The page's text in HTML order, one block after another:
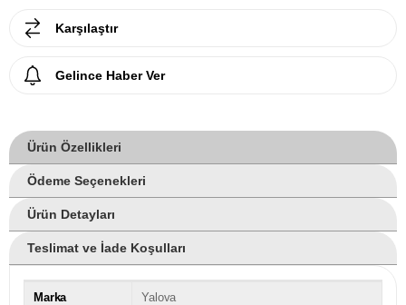
Karşılaştır
Gelince Haber Ver
Ürün Özellikleri
Ödeme Seçenekleri
Ürün Detayları
Teslimat ve İade Koşulları
Marka Yalova